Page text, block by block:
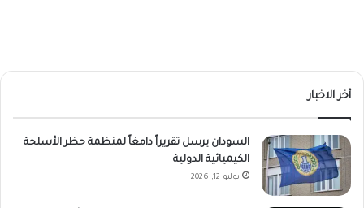
أخر الاخبار
السودان يرسل تقريراً دامغاً لمنظمة حظر الأسلحة
الكيميائية الدولية
يوليو 12, 2026